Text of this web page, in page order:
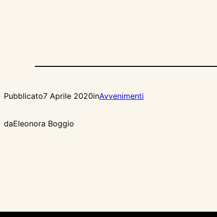
Pubblicato7 Aprile 2020inAvvenimenti
daEleonora Boggio